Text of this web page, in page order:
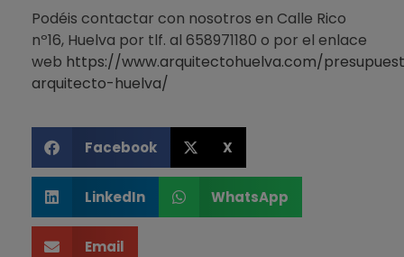
Podéis contactar con nosotros en Calle Rico
nº16, Huelva por tlf. al 658971180 o por el enlace
web https://www.arquitectohuelva.com/
arquitecto-huelva/
Facebook X
LinkedIn WhatsApp
Email